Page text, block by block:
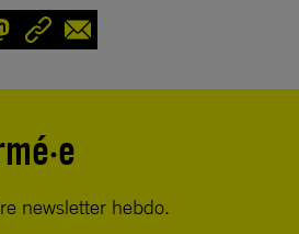
newsletter hebdo.